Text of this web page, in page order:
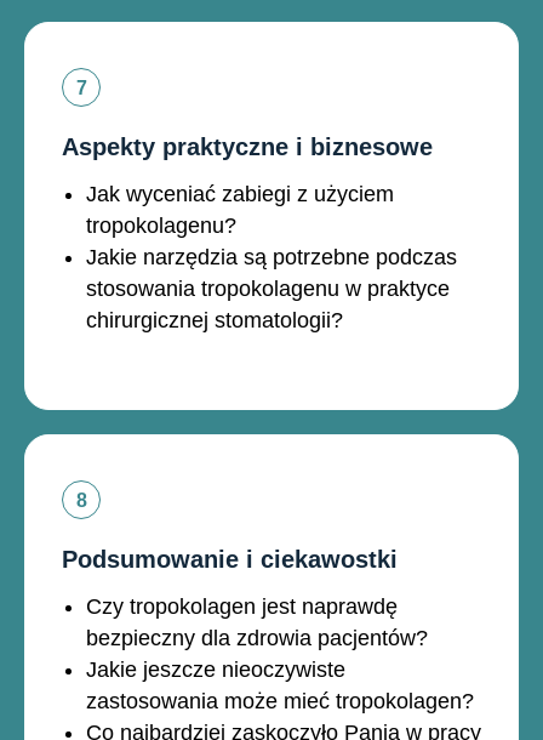
Aspekty praktyczne i biznesowe
Jak wyceniać zabiegi z użyciem
tropokolagenu?
Jakie narzędzia są potrzebne podczas
stosowania tropokolagenu w praktyce
chirurgicznej stomatologii?
Podsumowanie i ciekawostki
Czy tropokolagen jest naprawdę
bezpieczny dla zdrowia pacjentów?
Jakie jeszcze nieoczywiste
zastosowania może mieć tropokolagen?
Co najbardziej zaskoczyło Panią w pracy